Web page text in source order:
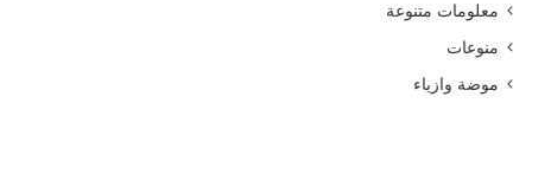
معلومات متنوعة
منوعات
موضة وازياء